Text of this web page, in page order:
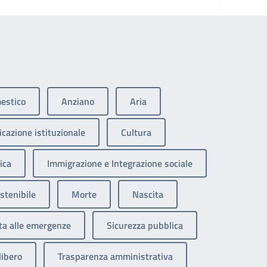
Anziano Aria
istituzionale Cultura
Immigrazione e Integrazione sociale
Morte Nascita
alle emergenze Sicurezza pubblica
Trasparenza amministrativa